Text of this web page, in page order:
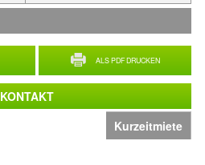
Kurzeitmiete
ALS PDF DRUCKEN
KONTAKT